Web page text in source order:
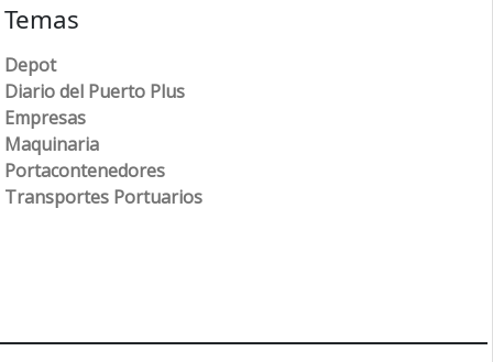
Temas
Depot
Diario del Puerto Plus
Empresas
Maquinaria
Portacontenedores
Transportes Portuarios